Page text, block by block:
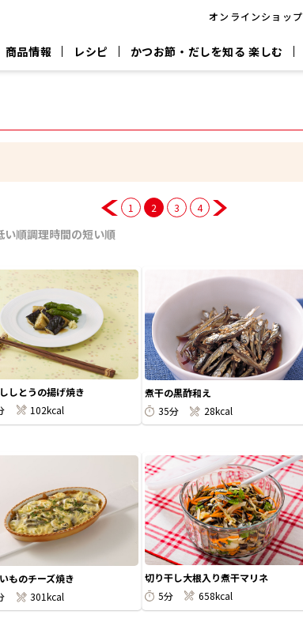
オンラインショップ
商品情報 レシピ かつお節・だしを知る 楽しむ
だし屋の鍋
粉末 だしの素 だしパック つゆ
1 2 3 4
い順調理時間の短い順
しとうの揚げ焼き
102kcal
煮干の黒酢和え
35分
28kcal
ものチーズ焼き
301kcal
切り干し大根入り煮干マリネ
5分
658kcal